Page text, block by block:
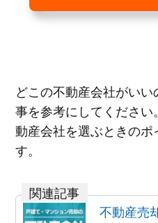
どこの不動産会社がい
事を参考にしてくださ
動産会社を選ぶときのポ
す。
不動産売